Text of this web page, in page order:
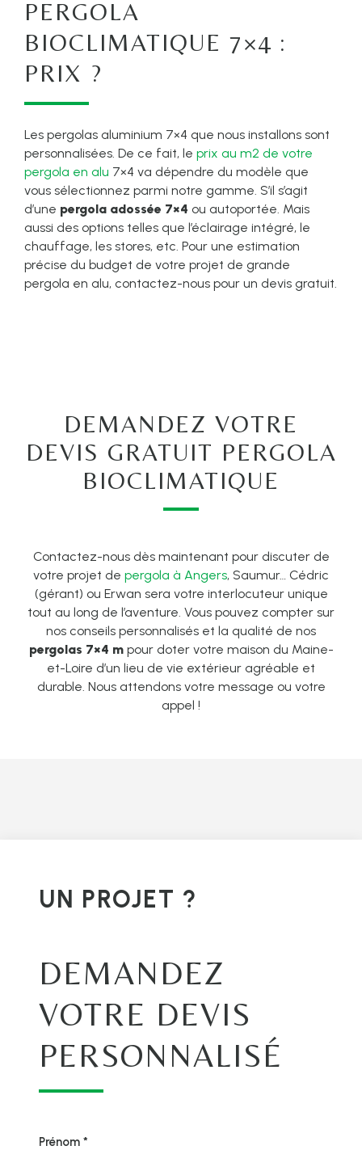
PERGOLA
BIOCLIMATIQUE 7×4 :
PRIX ?
Les pergolas aluminium 7×4 que nous installons sont
personnalisées. De ce fait, le prix au m2 de votre
pergola en alu 7×4 va dépendre du modèle que
vous sélectionnez parmi notre gamme. S’il s’agit
d’une pergola adossée 7×4 ou autoportée. Mais
aussi des options telles que l’éclairage intégré, le
chauffage, les stores, etc. Pour une estimation
précise du budget de votre projet de grande
pergola en alu, contactez-nous pour un devis gratuit.
DEMANDEZ VOTRE
DEVIS GRATUIT PERGOLA
BIOCLIMATIQUE
Contactez-nous dès maintenant pour discuter de
votre projet de pergola à Angers, Saumur… Cédric
(gérant) ou Erwan sera votre interlocuteur unique
tout au long de l’aventure. Vous pouvez compter sur
nos conseils personnalisés et la qualité de nos
pergolas 7×4 mpour doter votre maison du Maine-
et-Loire d’un lieu de vie extérieur agréable et
durable. Nous attendons votre message ou votre
appel !
UN PROJET ?
DEMANDEZ
VOTRE DEVIS
PERSONNALISÉ
Prénom *